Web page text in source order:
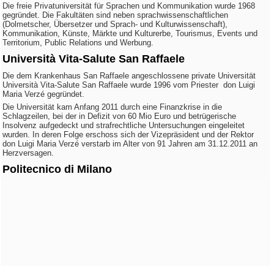
Die freie Privatuniversität für Sprachen und Kommunikation wurde 1968
gegründet. Die Fakultäten sind neben sprachwissenschaftlichen
(Dolmetscher, Übersetzer und Sprach- und Kulturwissenschaft),
Kommunikation, Künste, Märkte und Kulturerbe, Tourismus, Events und
Territorium, Public Relations und Werbung.
Università Vita-Salute San Raffaele
Die dem Krankenhaus San Raffaele angeschlossene private Universität
Università Vita-Salute San Raffaele wurde 1996 vom Priester don Luigi
Maria Verzé gegründet.
Die Universität kam Anfang 2011 durch eine Finanzkrise in die
Schlagzeilen, bei der in Defizit von 60 Mio Euro und betrügerische
Insolvenz aufgedeckt und strafrechtliche Untersuchungen eingeleitet
wurden. In deren Folge erschoss sich der Vizepräsident und der Rektor
don Luigi Maria Verzé verstarb im Alter von 91 Jahren am 31.12.2011 an
Herzversagen.
Politecnico di Milano